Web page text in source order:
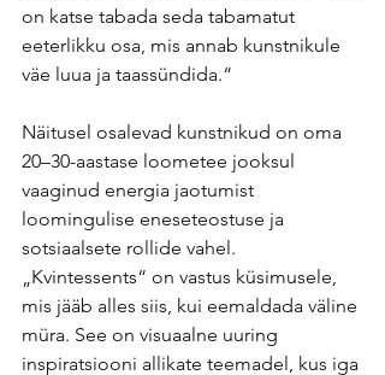
on katse tabada seda tabamatut
eeterlikku osa, mis annab kunstnikule
väe luua ja taassündida.“
Näitusel osalevad kunstnikud on oma
20–30-aastase loometee jooksul
vaaginud energia jaotumist
loomingulise eneseteostuse ja
sotsiaalsete rollide vahel.
„Kvintessents“ on vastus küsimusele,
mis jääb alles siis, kui eemaldada väline
müra. See on visuaalne uuring
inspiratsiooni allikate teemadel, kus iga